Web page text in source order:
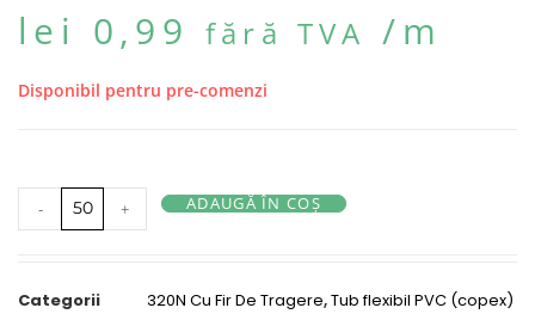
lei 0,99 fără TVA /m
Disponibil pentru pre-comenzi
- + ADAUGĂ ÎN COȘ
Categorii 320N Cu Fir De Tragere,Tub flexibil PVC (copex)